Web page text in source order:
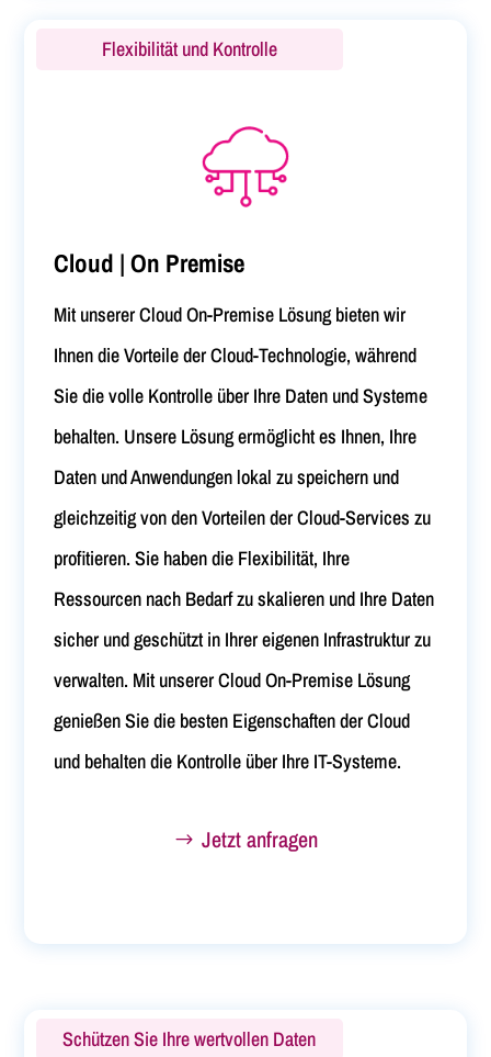
Flexibilität und Kontrolle
Cloud | On Premise
Mit unserer Cloud On-Premise Lösung bieten wir
Ihnen die Vorteile der Cloud-Technologie, während
Sie die volle Kontrolle über Ihre Daten und Systeme
behalten. Unsere Lösung ermöglicht es Ihnen, Ihre
Daten und Anwendungen lokal zu speichern und
gleichzeitig von den Vorteilen der Cloud-Services zu
profitieren. Sie haben die Flexibilität, Ihre
Ressourcen nach Bedarf zu skalieren und Ihre Daten
sicher und geschützt in Ihrer eigenen Infrastruktur zu
verwalten. Mit unserer Cloud On-Premise Lösung
genießen Sie die besten Eigenschaften der Cloud
und behalten die Kontrolle über Ihre IT-Systeme.
Jetzt anfragen
Schützen Sie Ihre wertvollen Daten